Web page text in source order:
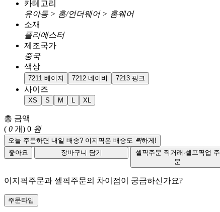
카테고리
유아동 > 홈/언더웨어 > 홈웨어
소재
폴리에스터
제조국가
중국
색상
7211 베이지 7212 네이비 7213 핑크
사이즈
XS S M XL
총 금액
( 0 개) 0 원
오늘 주문하면 내일 배송? 이지픽은 배송도 퀵하게!
좋아요
장바구니 담기 셀픽주문 직거래·셀프픽업 주
문
이지픽주문과 셀픽주문의 차이점이 궁금하신가요?
주문타입